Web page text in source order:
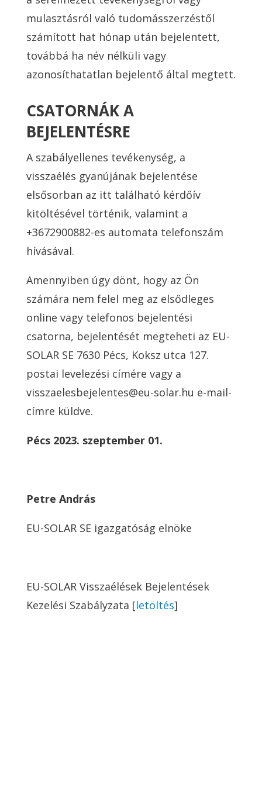
mulasztásról való tudomásszerzéstől
számított hat hónap után bejelentett,
továbbá ha név nélküli vagy
azonosíthatatlan bejelentő által megtett.
CSATORNÁK A
BEJELENTÉSRE
A szabályellenes tevékenység, a
visszaélés gyanújának bejelentése
elsősorban az itt található kérdőív
kitöltésével történik, valamint a
+3672900882-es automata telefonszám
hívásával.
Amennyiben úgy dönt, hogy az Ön
számára nem felel meg az elsődleges
online vagy telefonos bejelentési
csatorna, bejelentését megteheti az EU-
SOLAR SE 7630 Pécs, Koksz utca 127.
postai levelezési címére vagy a
visszaelesbejelentes@eu-solar.hu e-mail-
címre küldve.
Pécs 2023. szeptember 01.
Petre András
EU-SOLAR SE igazgatóság elnöke
EU-SOLAR Visszaélések Bejelentések
Kezelési Szabályzata [letöltés]